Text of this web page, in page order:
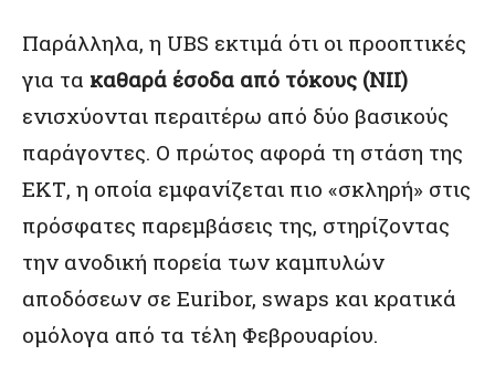
Παράλληλα, η UBS εκτιμά ότι οι προοπτικές
για τα καθαρά έσοδα από τόκους (NII)
ενισχύονται περαιτέρω από δύο βασικούς
παράγοντες. Ο πρώτος αφορά τη στάση της
ΕΚΤ, η οποία εμφανίζεται πιο «σκληρή» στις
πρόσφατες παρεμβάσεις της, στηρίζοντας
την ανοδική πορεία των καμπυλών
αποδόσεων σε Euribor, swaps και κρατικά
ομόλογα από τα τέλη Φεβρουαρίου.